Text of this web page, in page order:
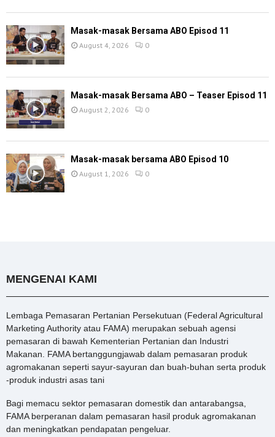
Masak-masak Bersama ABO Episod 11
August 4, 2026 0
Masak-masak Bersama ABO – Teaser Episod 11
August 2, 2026 0
Masak-masak bersama ABO Episod 10
August 1, 2026 0
MENGENAI KAMI
Lembaga Pemasaran Pertanian Persekutuan (Federal Agricultural
Marketing Authority atau FAMA) merupakan sebuah agensi
pemasaran di bawah Kementerian Pertanian dan Industri
Makanan. FAMA bertanggungjawab dalam pemasaran produk
agromakanan seperti sayur-sayuran dan buah-buhan serta produk
-produk industri asas tani
Bagi memacu sektor pemasaran domestik dan antarabangsa,
FAMA berperanan dalam pemasaran hasil produk agromakanan
dan meningkatkan pendapatan pengeluar.